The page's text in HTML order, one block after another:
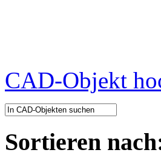
CAD-Objekt
Sortieren